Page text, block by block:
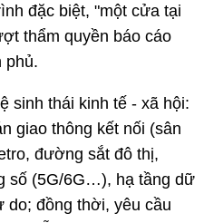
đặc biệt, "một cửa tại
thẩm quyền báo cáo
phủ.
sinh thái kinh tế - xã hội:
giao thông kết nối (sân
đường sắt đô thị,
số (5G/6G…), hạ tầng dữ
do; đồng thời, yêu cầu